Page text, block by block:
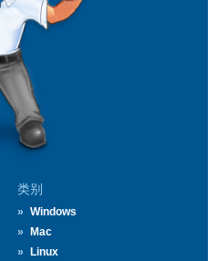
类别
Windows
Mac
Linux